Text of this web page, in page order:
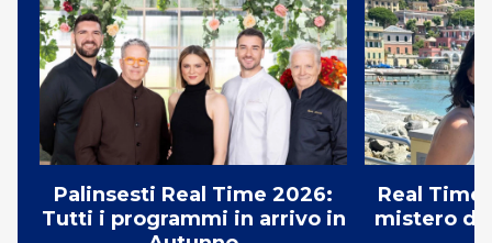
Palinsesti Real Time 2026:
Tutti i programmi in arrivo in
Real
mistero